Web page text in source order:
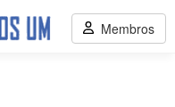
Membros